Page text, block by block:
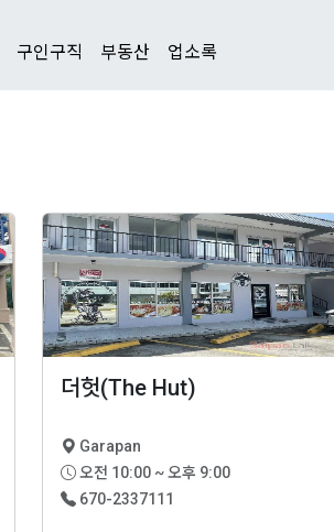
구인구직 부동산 업소록
더헛(The Hut)
Garapan
오전 10:00 ~ 오후 9:00
670-2337111